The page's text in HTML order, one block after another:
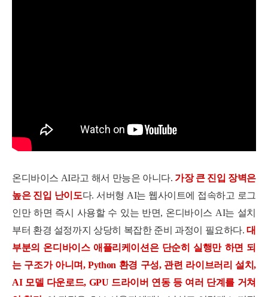
온디바이스 AI라고 해서 만능은 아니다. 가장 큰 진입 장벽은
높은 진입 난이도다. 서버형 AI는 웹사이트에 접속하고 로그
인만 하면 즉시 사용할 수 있는 반면, 온디바이스 AI는 설치
부터 환경 설정까지 상당히 복잡한 준비 과정이 필요하다. 대
부분의 온디바이스 애플리케이션은 단순히 실행만 하면 되
는 구조가 아니며, Python 환경 구성, 관련 라이브러리 설치,
AI 모델 다운로드, GPU 드라이버 연동 등 여러 단계를 거쳐